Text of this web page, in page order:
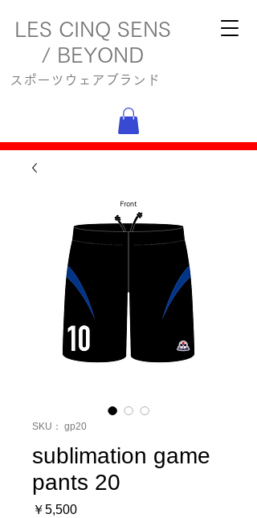
LES CINQ SENS
/ BEYOND
スポーツウェアブランド
SKU： gp20
sublimation game
pants 20
￥5,500価